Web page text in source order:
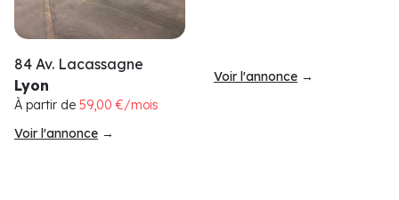
84 Av. Lacassagne
Lyon
À partir de 59,00 €/mois
Voir l'annonce →
Voir l'annonce →